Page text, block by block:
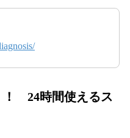
！ 24時間使えるス